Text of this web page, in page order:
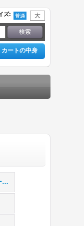
ズ:
カートの中身
★ハンドクラフトサポートアイテム★